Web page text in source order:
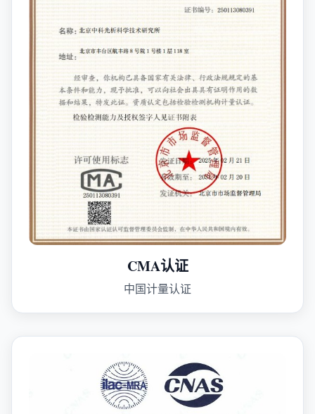
CMA认证
中国计量认证